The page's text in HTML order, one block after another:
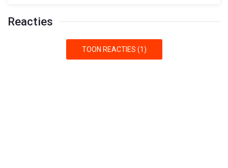
Reacties
TOON REACTIES (1)